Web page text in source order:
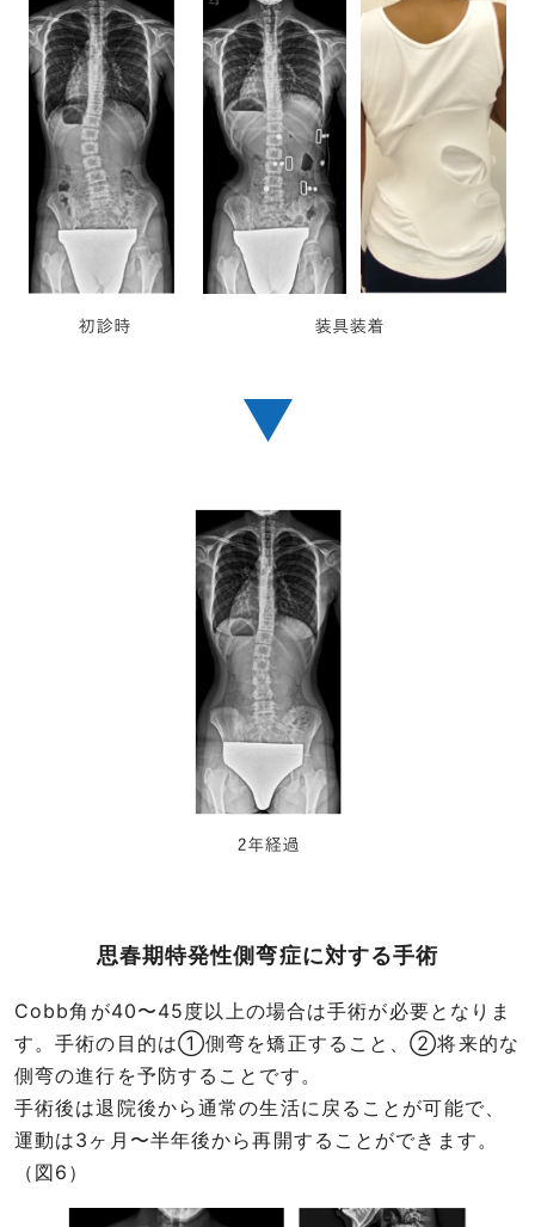
思春期特発性側弯症に対する手術
Cobb角が40〜45度以上の場合は手術が必要となりま
す。手術の目的は①側弯を矯正すること、②将来的な
側弯の進行を予防することです。
手術後は退院後から通常の生活に戻ることが可能で、
運動は3ヶ月〜半年後から再開することができます。
（図6）